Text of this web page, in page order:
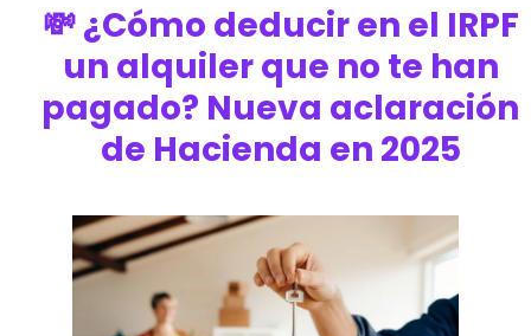
💸 ¿Cómo deducir en el IRPF
un alquiler que no te han
pagado? Nueva aclaración
de Hacienda en 2025